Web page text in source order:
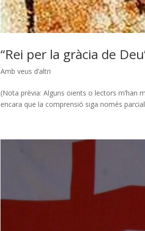
“Rei per la gràcia de
Amb veus d’altri
(Nota prèvia: Alguns oients o lectors m’han
encara que la comprensió siga només